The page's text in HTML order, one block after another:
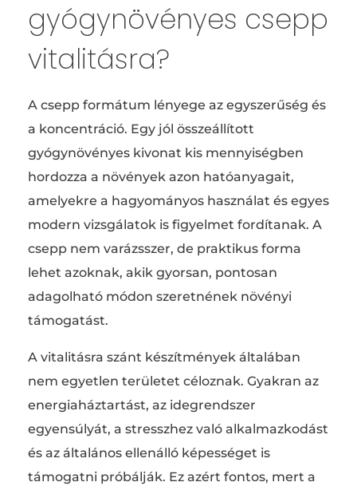
gyógynövényes csepp
vitalitásra?
A csepp formátum lényege az egyszerűség és
a koncentráció. Egy jól összeállított
gyógynövényes kivonat kis mennyiségben
hordozza a növények azon hatóanyagait,
amelyekre a hagyományos használat és egyes
modern vizsgálatok is figyelmet fordítanak. A
csepp nem varázsszer, de praktikus forma
lehet azoknak, akik gyorsan, pontosan
adagolható módon szeretnének növényi
támogatást.
A vitalitásra szánt készítmények általában
nem egyetlen területet céloznak. Gyakran az
energiaháztartást, az idegrendszer
egyensúlyát, a stresszhez való alkalmazkodást
és az általános ellenálló képességet is
támogatni próbálják. Ez azért fontos, mert a